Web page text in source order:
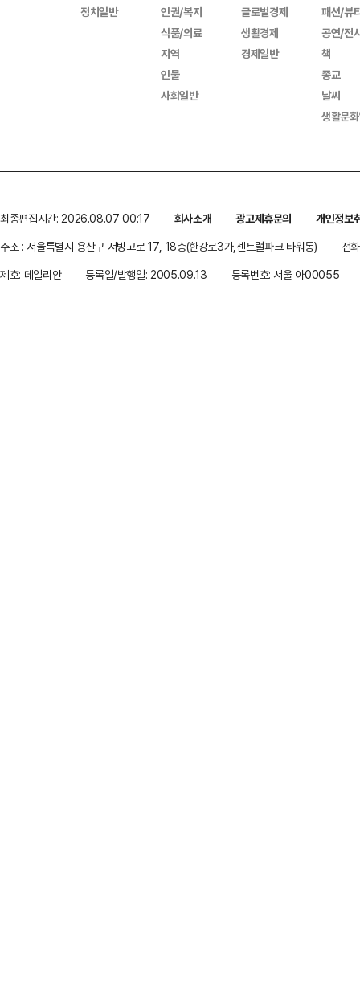
정치일반
인권/복지
식품/의료
지역
인물
사회일반
글로벌경제
생활경제
경제일반
패션/뷰
공연/전
책
종교
날씨
생활문
최종편집시간: 2026.08.07 00:17 회사소개 광고제휴문의
개인정보
주소 : 서울특별시 용산구 서빙고로 17, 18층(한강로3가,센트럴파크 타워동)
전
제호: 데일리안
등록일/발행일: 2005.09.13 등록번호: 서울 아00055